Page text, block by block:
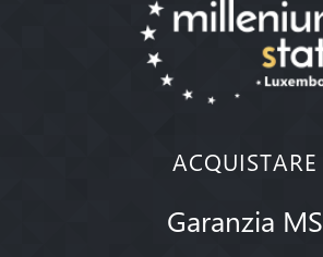
ACQUISTARE
Garanzia MS